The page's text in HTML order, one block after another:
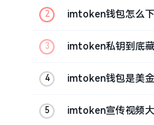
imtoken钱包怎么
imtoken私钥到底
imtoken钱包是美
imtoken宣传视频